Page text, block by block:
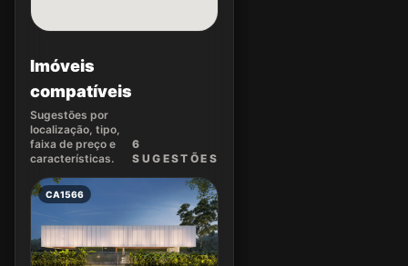
Imóveis
compatíveis
Sugestões por
localização, tipo,
faixa de preço e
características.
6
SUGEST ÕES
CA1566